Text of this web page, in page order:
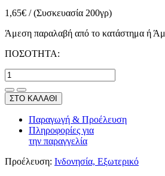
1,65€ /(Συσκευασία 200γρ)
Άμεση παραλαβή από το κατάστημα ή
ΠΟΣΟΤΗΤΑ:
ΣΤΟ ΚΑΛΑΘΙ
Παραγωγή & Προέλευση
Πληροφορίες για
την παραγγελία
Προέλευση: Ινδονησία, Εξωτερικό